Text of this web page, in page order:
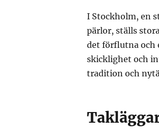
I Stockholm, en
pärlor, ställs
det förflutna och
skicklighet och
tradition och